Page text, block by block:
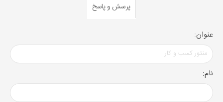
پرسش و پاسخ
عنوان:
نام: